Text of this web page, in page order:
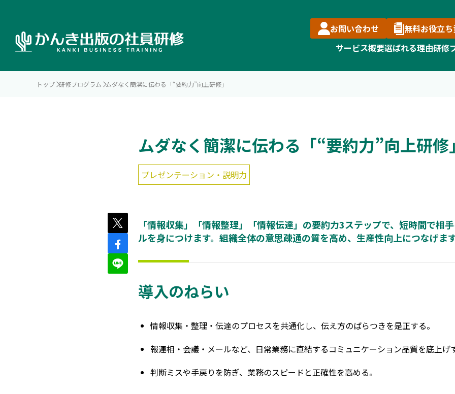
お問い合わせ
無料お役立
サービス概要選ばれる理由研修
トップ 研修プログラム ムダなく簡潔に伝わる「“要約力”向上研修」
ムダなく簡潔に伝わる「“要約力”向上研修」
プレゼンテーション・説明力
「情報収集」「情報整理」「情報伝達」の要約力3ステップで、短時間で相
ルを身につけます。組織全体の意思疎通の質を高め、生産性向上につなげます
導入のねらい
情報収集・整理・伝達のプロセスを共通化し、伝え方のばらつきを是正する。
報連相・会議・メールなど、日常業務に直結するコミュニケーション品質を底上げ
判断ミスや手戻りを防ぎ、業務のスピードと正確性を高める。